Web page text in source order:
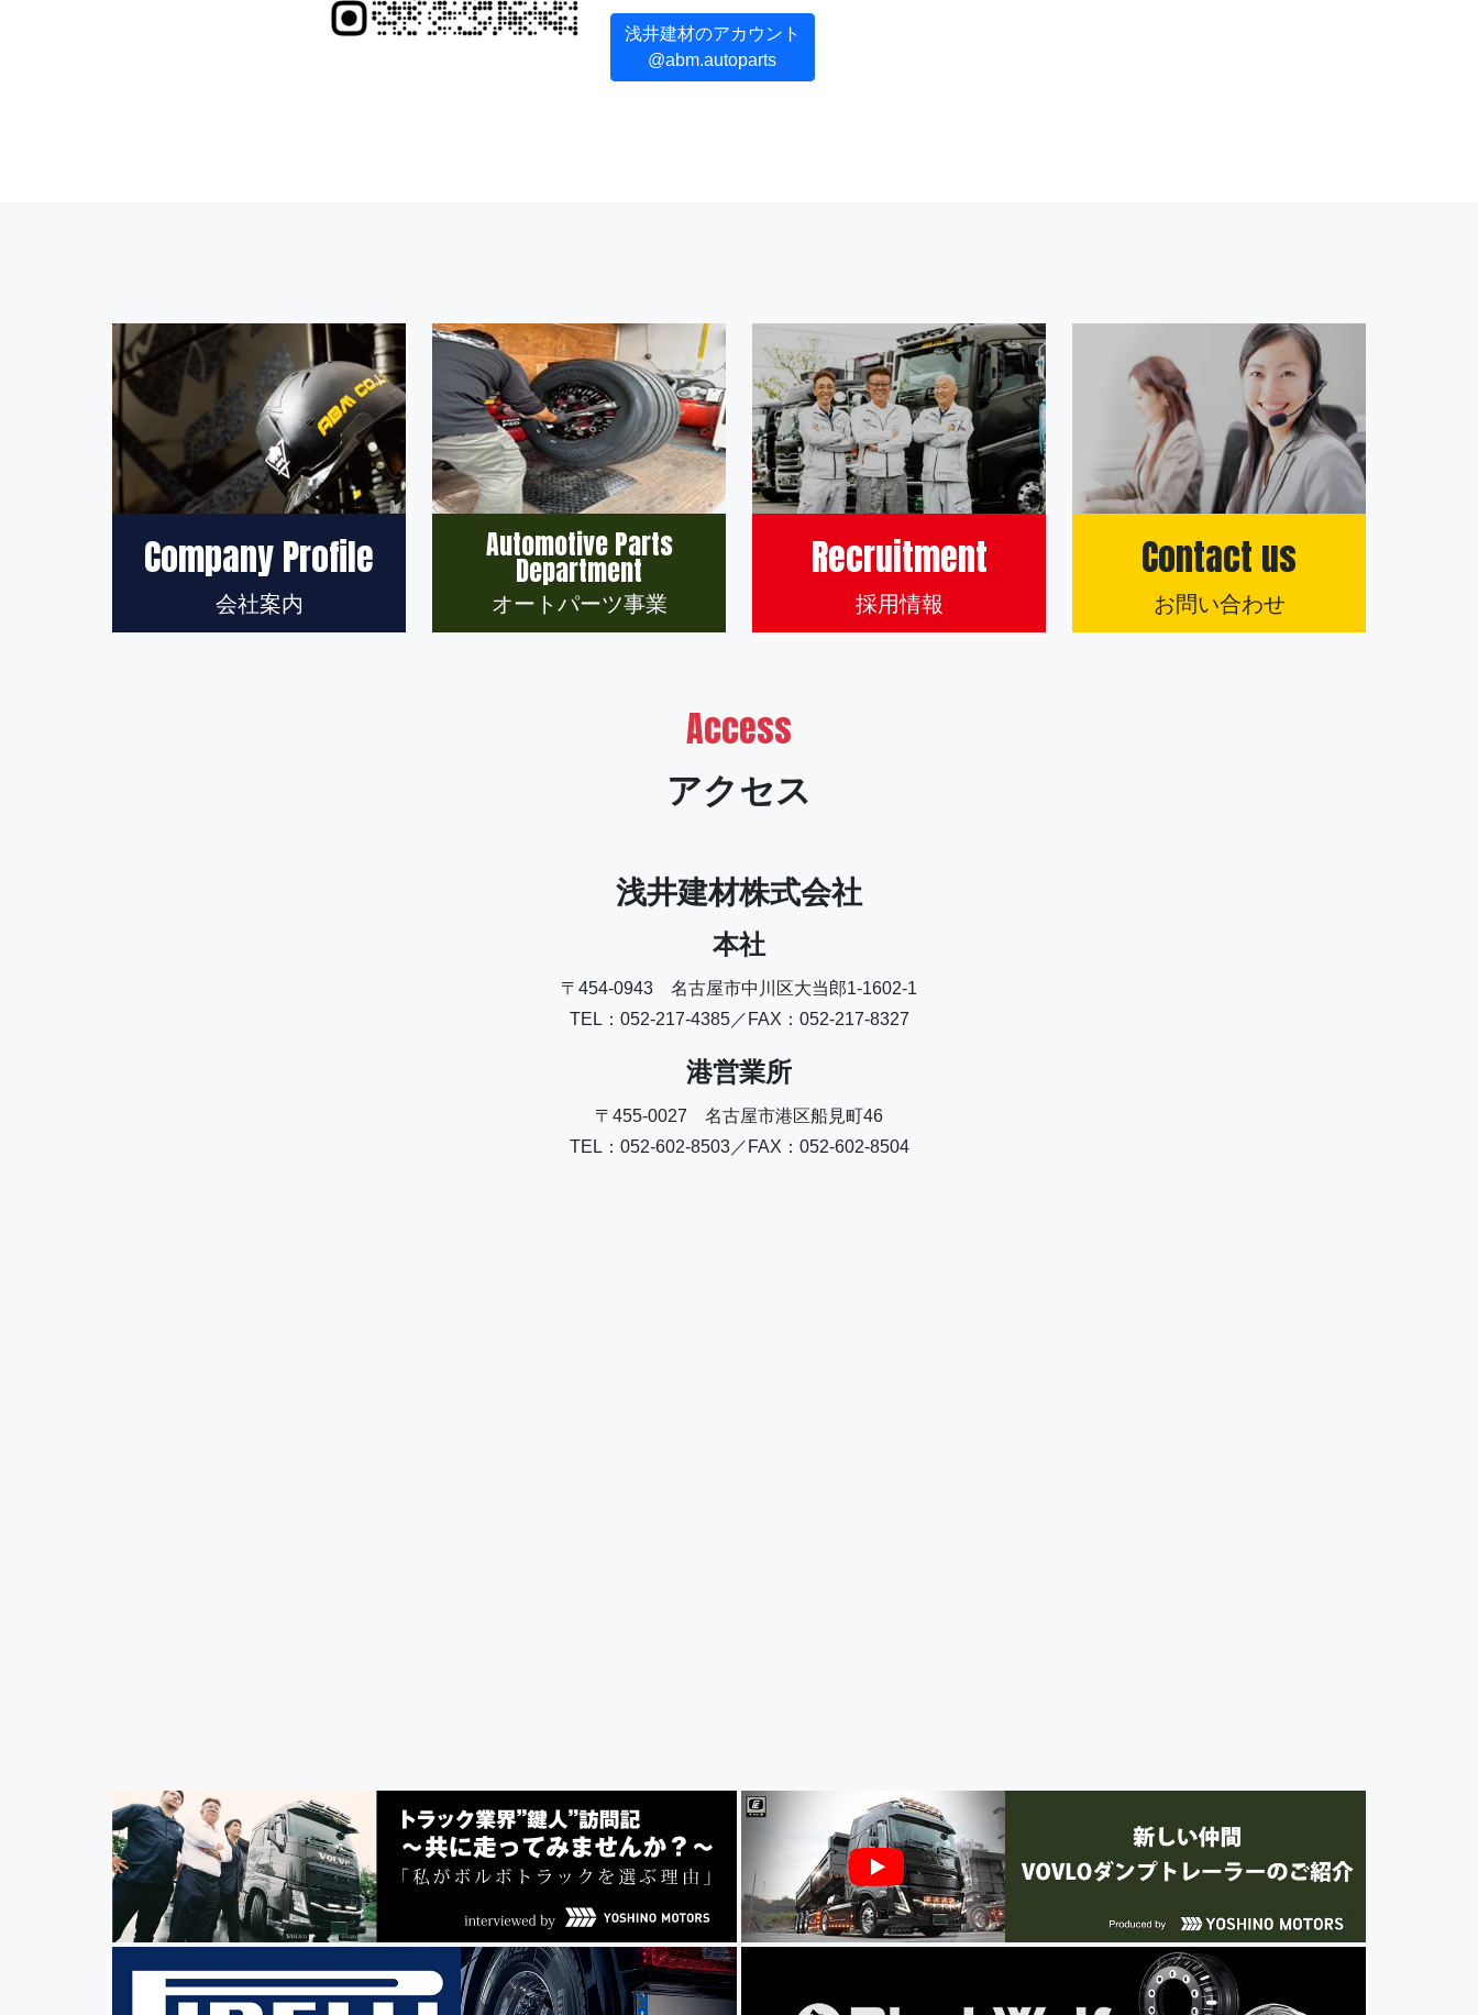
浅井建材のアカウント
@abm.autoparts
Company Profile
会社案内
Automotive Parts
Department
オートパーツ事業
Recruitment
採用情報
Contact us
お問い合わせ
Access
アクセス
浅井建材株式会社
本社
〒454-0943 名古屋市中川区大当郎1-1602-1
TEL：052-217-4385／FAX：052-217-8327
港営業所
〒455-0027 名古屋市港区船見町46
TEL：052-602-8503／FAX：052-602-8504